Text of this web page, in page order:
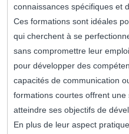
connaissances spécifiques et
Ces formations sont idéales
qui cherchent à se
sans compromettre leur
pour développer des
capacités de communication
formations courtes offrent
atteindre ses objectifs de
En plus de leur aspect